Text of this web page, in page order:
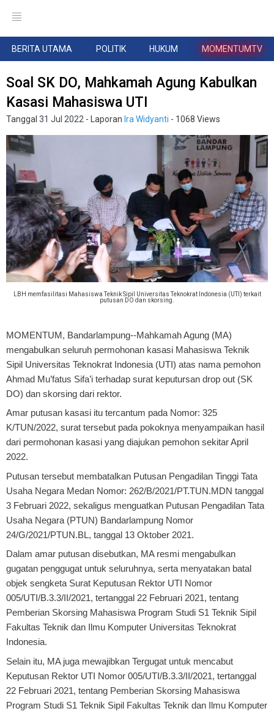
BERITA UTAMA POLITIK HUKUM MOMENTUMTV
Soal SK DO, Mahkamah Agung Kabulkan
Kasasi Mahasiswa UTI
Tanggal 31 Jul 2022 - Laporan Ira Widyanti - 1068 Views
LBH memfasilitasi Mahasiswa Teknik Sipil Universitas Teknokrat Indonesia (UTI) terkait
putusan DO dan skorsing.
MOMENTUM, Bandarlampung--Mahkamah Agung (MA)
mengabulkan seluruh permohonan kasasi Mahasiswa Teknik
Sipil Universitas Teknokrat Indonesia (UTI) atas nama pemohon
Ahmad Mu’fatus Sifa’i terhadap surat keputursan drop out (SK
DO) dan skorsing dari rektor.
Amar putusan kasasi itu tercantum pada Nomor: 325
K/TUN/2022, surat tersebut pada pokoknya menyampaikan hasil
dari permohonan kasasi yang diajukan pemohon sekitar April
2022.
Putusan tersebut membatalkan Putusan Pengadilan Tinggi Tata
Usaha Negara Medan Nomor: 262/B/2021/PT.TUN.MDN tanggal
3 Februari 2022, sekaligus menguatkan Putusan Pengadilan Tata
Usaha Negara (PTUN) Bandarlampung Nomor
24/G/2021/PTUN.BL, tanggal 13 Oktober 2021.
Dalam amar putusan disebutkan, MA resmi mengabulkan
gugatan penggugat untuk seluruhnya, serta menyatakan batal
objek sengketa Surat Keputusan Rektor UTI Nomor
005/UTI/B.3.3/II/2021, tertanggal 22 Februari 2021, tentang
Pemberian Skorsing Mahasiswa Program Studi S1 Teknik Sipil
Fakultas Teknik dan Ilmu Komputer Universitas Teknokrat
Indonesia.
Selain itu, MA juga mewajibkan Tergugat untuk mencabut
Keputusan Rektor UTI Nomor 005/UTI/B.3.3/II/2021, tertanggal
22 Februari 2021, tentang Pemberian Skorsing Mahasiswa
Program Studi S1 Teknik Sipil Fakultas Teknik dan Ilmu Komputer